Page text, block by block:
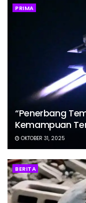
PRIMA
“Penerbang
Kemampuan
OKTOBER 31, 2025
BERITA